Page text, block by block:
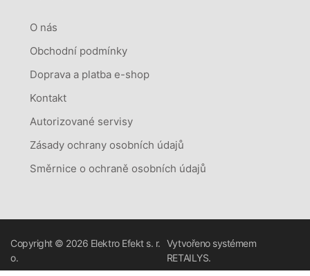
O nás
Obchodní podmínky
Doprava a platba e-shop
Kontakt
Autorizované servisy
Zásady ochrany osobních údajů
Směrnice o ochraně osobních údajů
Copyright © 2026 Elektro Efekt s. r.
o.
Vytvořeno systémem
RETAILYS.